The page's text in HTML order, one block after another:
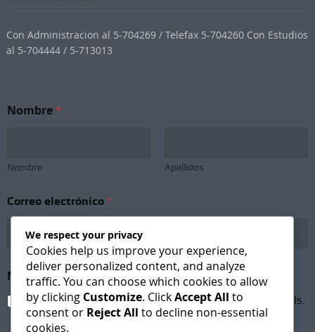
Con Administracion al 5-704269 / Telefax 5-704260 Con Estudios
al 5-704444 / 5-713013
Nombre*
Nombre Apellidos
Correo electrónico *
N
o
m
Newsletter Subscription*
I agree to receive newsletters and promotional emails.
We respect your privacy
Cookies help us improve your experience,
deliver personalized content, and analyze
traffic. You can choose which cookies to allow
by clicking Customize. ClickAccept All to
consent or Reject All to decline non-essential
cookies.